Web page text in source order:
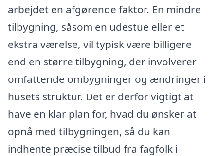
arbejdet en afgørende faktor. En mindre
tilbygning, såsom en udestue eller et
ekstra værelse, vil typisk være billigere
end en større tilbygning, der involverer
omfattende ombygninger og ændringer i
husets struktur. Det er derfor vigtigt at
have en klar plan for, hvad du ønsker at
opnå med tilbygningen, så du kan
indhente præcise tilbud fra fagfolk i